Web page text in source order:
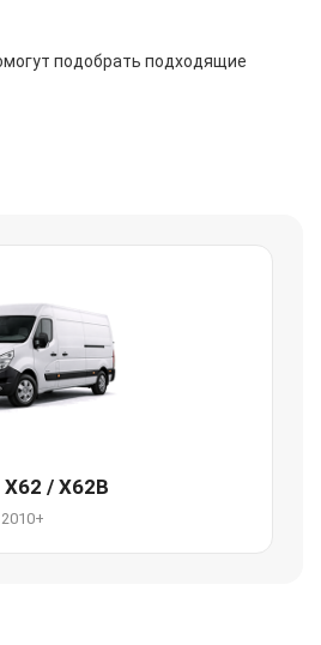
подобрать подходящие
X62 / X62B
2010+